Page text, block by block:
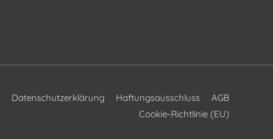
Datenschutzerklärung Haftungsausschluss
AGB
Cookie-Richtlinie (EU)